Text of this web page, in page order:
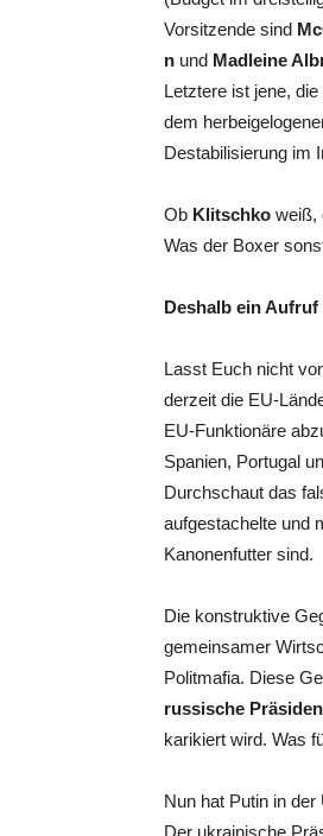
Vorsitzende sind
n und Madleine
Letztere ist jene,
dem
Destabilisierung im
Ob Klitschko weiß,
Was der Boxer
Deshalb ein
Lasst Euch nicht
derzeit die EU-
EU-Funktionäre
Spanien, Portugal
Durchschaut das
aufgestachelte und
Kanonenfutter sind.
Die konstruktive
gemeinsamer
Politmafia. Diese
russische
karikiert wird. Was
Nun hat Putin in
Der ukrainische